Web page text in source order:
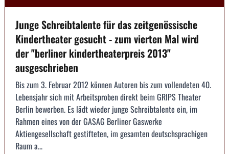
Junge Schreibtalente für das zeitgenössische
Kindertheater gesucht - zum vierten Mal wird
der "berliner kindertheaterpreis 2013"
ausgeschrieben
Bis zum 3. Februar 2012 können Autoren bis zum vollendeten 40.
Lebensjahr sich mit Arbeitsproben direkt beim GRIPS Theater
Berlin bewerben. Es lädt wieder junge Schreibtalente ein, im
Rahmen eines von der GASAG Berliner Gaswerke
Aktiengesellschaft gestifteten, im gesamten deutschsprachigen
Raum a...